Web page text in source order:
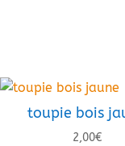
toupie bois
2,00€